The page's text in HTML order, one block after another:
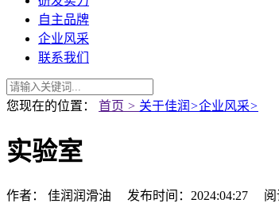
自主品牌
企业风采
联系我们
您现在的位置： 首页 > 关于佳润 >企业风采>
实验室
作者： 佳润润滑油 发布时间：2024:04:27 阅